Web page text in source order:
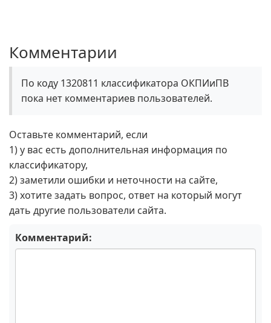
Комментарии
По коду 1320811 классификатора ОКПИиПВ
пока нет комментариев пользователей.
Оставьте комментарий, если
1) у вас есть дополнительная информация по
классификатору,
2) заметили ошибки и неточности на сайте,
3) хотите задать вопрос, ответ на который могут
дать другие пользователи сайта.
Комментарий: